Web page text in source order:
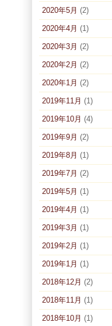
2020年5月 (2)
2020年4月 (1)
2020年3月 (2)
2020年2月 (2)
2020年1月 (2)
2019年11月 (1)
2019年10月 (4)
2019年9月 (2)
2019年8月 (1)
2019年7月 (2)
2019年5月 (1)
2019年4月 (1)
2019年3月 (1)
2019年2月 (1)
2019年1月 (1)
2018年12月 (2)
2018年11月 (1)
2018年10月 (1)